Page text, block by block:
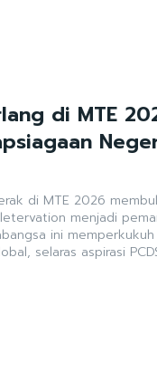
di MTE
di MTE 2026
menjadi
ini
selaras aspirasi